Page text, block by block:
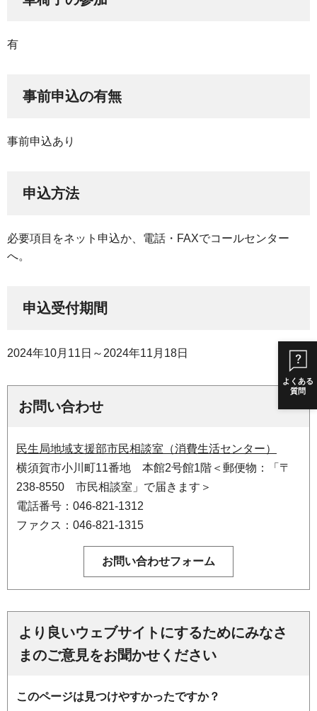
よくある
質問
有
事前申込の有無
事前申込あり
申込方法
必要項目をネット申込か、電話・FAXでコールセンター
へ。
申込受付期間
2024年10月11日～2024年11月18日
お問い合わせ
民生局地域支援部市民相談室（消費生活センター）
横須賀市小川町11番地 本館2号館1階＜郵便物：「〒
238-8550 市民相談室」で届きます＞
電話番号：046-821-1312
ファクス：046-821-1315
より良いウェブサイトにするためにみなさ
まのご意見をお聞かせください
このページは見つけやすかったですか？